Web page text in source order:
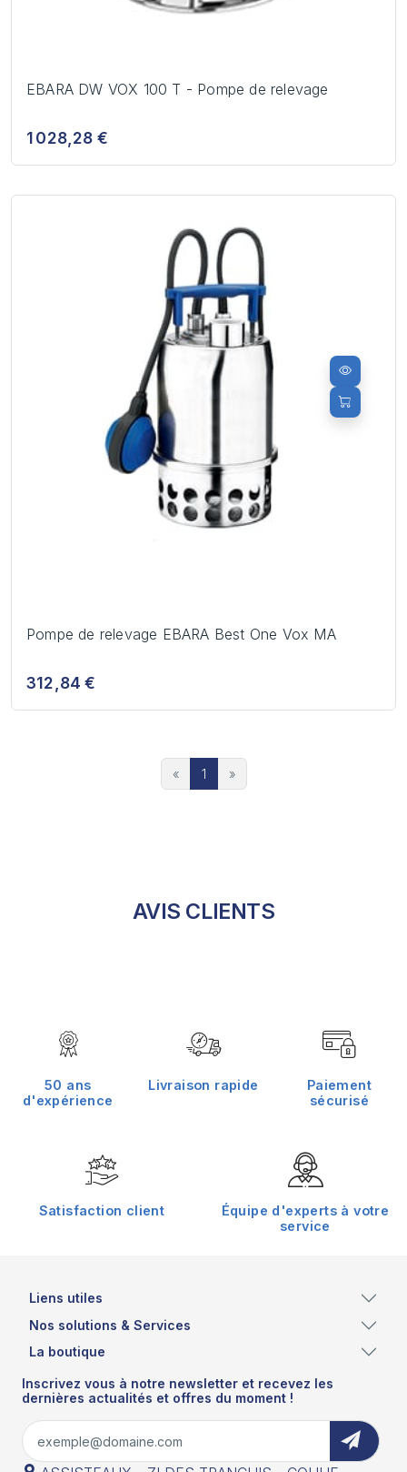
EBARA DW VOX 100 T - Pompe de relevage
1 028,28 €
Pompe de relevage EBARA Best One Vox MA
312,84 €
« 1 »
AVIS CLIENTS
50 ans
d'expérience
Livraison rapide
Paiement
sécurisé
Satisfaction client
Équipe d'experts à votre
service
Liens utiles
Nos solutions & Services
La boutique
Inscrivez vous à notre newsletter et recevez les
dernières actualités et offres du moment !